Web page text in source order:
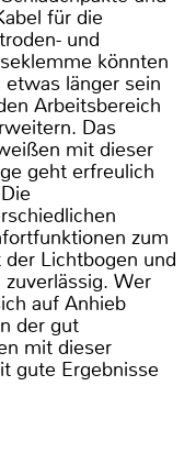
für die
und
könnten
etwas länger sein
Arbeitsbereich
Das
mit dieser
geht erfreulich
zum
der Lichtbogen und
Wer
auf Anhieb
der gut
mit dieser
gute Ergebnisse